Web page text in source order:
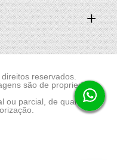
reservados.
são de propriedade
ou parcial, de qualquer